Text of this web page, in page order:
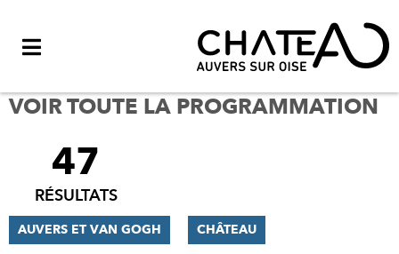
VOIR TOUTE LA PROGRAMMATION
FILTRER
RÉSULTATS
47
RÉSULTATS
AUVERS ET VAN GOGH CHÂTEAU